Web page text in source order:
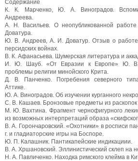
Содержание
К. К. Марченко, Ю. А. Виноградов.
Андреева.
А. Н. Васильев. О неопубликованной
Доватура.
Ю. В. Андреев, А. И. Доватур. Отзыв о работе
персидских войнах.
В. К. Афанасьева. Шумерская литература и
И. Ю. Шауб. «От Евразии к Европе» Ю. В.
проблемы религии минойского Крита.
Д. В. Панченко. Погребения северного
Аттике.
Ю. А. Виноградов. Об изучении курганного
С. В. Кашаев. Бронзовые предметы из
М. Ю. Вахтина. Фрагмент чернофигурного
из возможных интерпретаций образа
В. А. Горончаровский. «Охотники» в росписи
г. и гладиаторские игры на Боспоре.
Ю. П. Калашник. Пантикапейские индикациии.
В. А. Хршановский. Эллинистический склеп на
Н. А. Павличенко. Находка римского клейма в